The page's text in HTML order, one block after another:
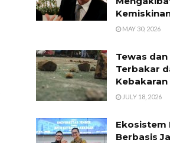
MAY 30, 2026
Tewas dan
Terbakar
Kebakaran
JULY 18, 2026
Ekosistem
Berbasis